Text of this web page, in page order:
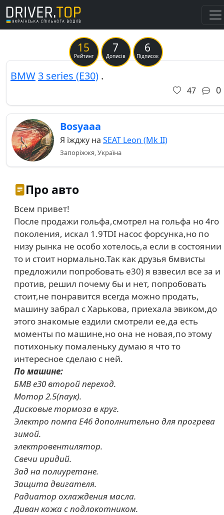
15
Рейтинг
7
Дописів
6
Підписок
Previous
BMW 3 series (E30) .
47 0
Bosyaaa
Я їжджу на SEAT Leon (Mk II)
Запоріжжя, Україна
Про авто
Всем привет!
После продажи гольфа,смотрел на гольфа но 4го
поколения, искал 1.9TDI насос форсунка,но по
низу рынка не особо хотелось,а если в состоянии
то и стоит нормально.Так как друзья бмвисты
предложили попробовать е30) я взвесил все за и
против, решил почему бы и нет, попробовать
стоит,не понравится всегда можно продать,
машину забрал с Харькова, приехала эвиком,до
этого знакомые ездили смотрели ее,да есть
моменты по машине,но она не новая,по этому
потихоньку помаленьку думаю я что то
интересное сделаю с ней.
По машине:
БМВ е30 второй переход.
Мотор 2.5(паук).
Дисковые тормоза в круг.
Электро помпа Е46 дополнительно для прогрева
зимой.
электровентилятор.
Свечи иридий.
Зад на полиуретане.
Защита двигателя.
Радиатор охлаждения масла.
Диван кожа с подлокотником.